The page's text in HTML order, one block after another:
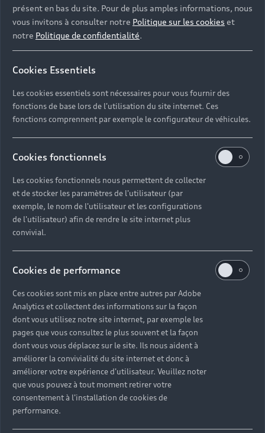
Les réponses à vos
questions
Découvrez les réponses à vos diverses questions
immédiatement disponibles avec Audi.
Découvrez toutes les catégories d’Audi d’occasion
Découvrez les déclinaisons sportives S et RS
Trouvez votre Partenaire Audi près de chez vous
Trouvez votre Audi d’occasion par modèle et par
ville
présent en bas du site. Pour de plus amples informations, nous
vous invitons à consulter notre Politique sur les cookies et
notre Politique de confidentialité.
Cookies Essentiels
Les cookies essentiels sont nécessaires pour vous fournir des
fonctions de base lors de l'utilisation du site internet. Ces
fonctions comprennent par exemple le configurateur de véhicules.
Cookies fonctionnels
Les cookies fonctionnels nous permettent de collecter
et de stocker les paramètres de l'utilisateur (par
exemple, le nom de l'utilisateur et les configurations
de l'utilisateur) afin de rendre le site internet plus
convivial.
Cookies de performance
Ces cookies sont mis en place entre autres par Adobe
Analytics et collectent des informations sur la façon
dont vous utilisez notre site internet, par exemple les
pages que vous consultez le plus souvent et la façon
dont vous vous déplacez sur le site. Ils nous aident à
améliorer la convivialité du site internet et donc à
améliorer votre expérience d'utilisateur. Veuillez noter
que vous pouvez à tout moment retirer votre
consentement à l'installation de cookies de
performance.